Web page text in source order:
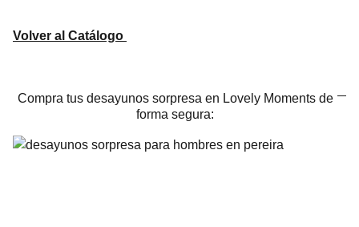
Volver al Catálogo
Compra tus desayunos sorpresa en Lovely Moments de
forma segura: